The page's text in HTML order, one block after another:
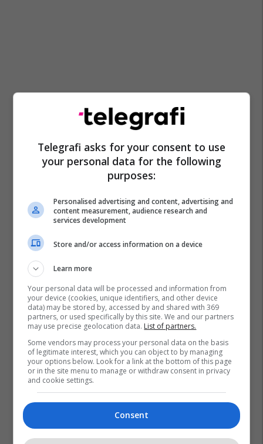
Telegrafi asks for your consent to use
your personal data for the following
purposes:
Personalised advertising and content, advertising and
content measurement, audience research and
services development
Store and/or access information on a device
Learn more
Your personal data will be processed and information from
your device (cookies, unique identifiers, and other device
data) may be stored by, accessed by and shared with 369
partners, or used specifically by this site. We and our partners
may use precise geolocation data. List of partners.
Some vendors may process your personal data on the basis
of legitimate interest, which you can object to by managing
your options below. Look for a link at the bottom of this page
or in the site menu to manage or withdraw consent in privacy
and cookie settings.
Consent